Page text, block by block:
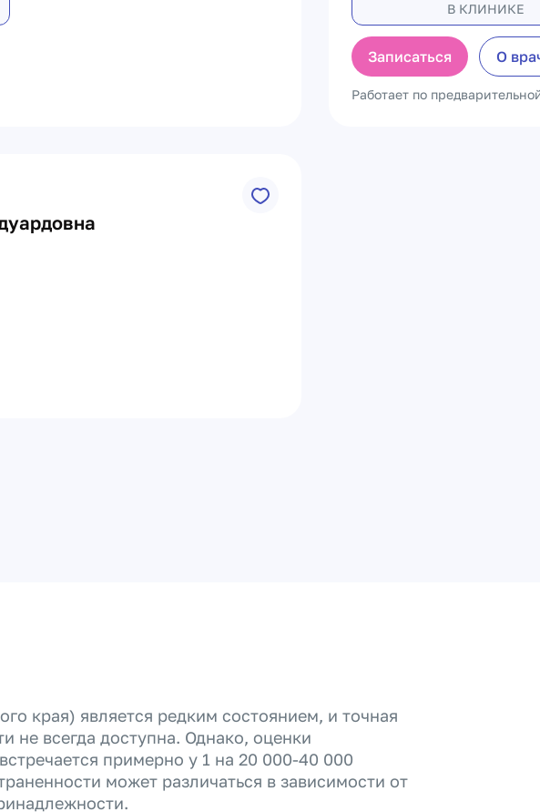
В КЛИНИКЕ
Записаться О
Работает по
края) является редким состоянием, и точная
не всегда доступна. Однако, оценки
примерно у 1 на 20 000-40 000
может различаться в зависимости от